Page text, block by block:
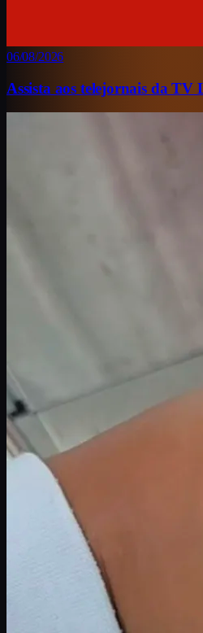
06/08/2026
Assista aos telejornais da TV